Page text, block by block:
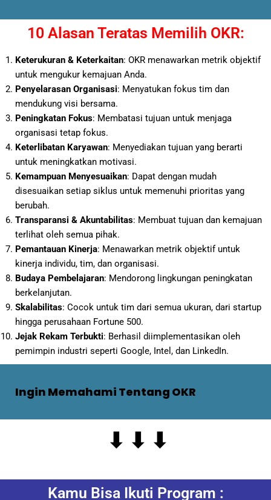
10 Alasan Teratas Memilih OKR:
Keterukuran & Keterkaitan: OKR menawarkan metrik objektif
untuk mengukur kemajuan Anda.
Penyelarasan Organisasi: Menyatukan fokus tim dan
mendukung visi bersama.
Peningkatan Fokus: Membatasi tujuan untuk menjaga
organisasi tetap fokus.
Keterlibatan Karyawan: Menyediakan tujuan yang berarti
untuk meningkatkan motivasi.
Kemampuan Menyesuaikan: Dapat dengan mudah
disesuaikan setiap siklus untuk memenuhi prioritas yang
berubah.
Transparansi & Akuntabilitas: Membuat tujuan dan kemajuan
terlihat oleh semua pihak.
Pemantauan Kinerja: Menawarkan metrik objektif untuk
kinerja individu, tim, dan organisasi.
Budaya Pembelajaran: Mendorong lingkungan peningkatan
berkelanjutan.
Skalabilitas: Cocok untuk tim dari semua ukuran, dari startup
hingga perusahaan Fortune 500.
Jejak Rekam Terbukti: Berhasil diimplementasikan oleh
pemimpin industri seperti Google, Intel, dan LinkedIn.
Ingin Memahami Tentang OKR
⬇ ⬇ ⬇
Kamu Bisa Ikuti Program :